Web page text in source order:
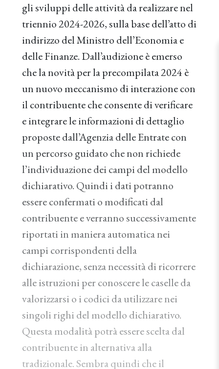
gli sviluppi delle attività da realizzare nel
triennio 2024-2026, sulla base dell’atto di
indirizzo del Ministro dell’Economia e
delle Finanze. Dall’audizione è emerso
che la novità per la precompilata 2024 è
un nuovo meccanismo di interazione con
il contribuente che consente di verificare
e integrare le informazioni di dettaglio
proposte dall’Agenzia delle Entrate con
un percorso guidato che non richiede
l’individuazione dei campi del modello
dichiarativo. Quindi i dati potranno
essere confermati o modificati dal
contribuente e verranno successivamente
riportati in maniera automatica nei
campi corrispondenti della
dichiarazione, senza necessità di ricorrere
alle istruzioni per conoscere le caselle da
valorizzarsi o i codici da utilizzare nei
singoli righi del modello dichiarativo.
Questa modalità potrà essere scelta dal
contribuente in alternativa alla
tradizionale. Sembra quindi che il